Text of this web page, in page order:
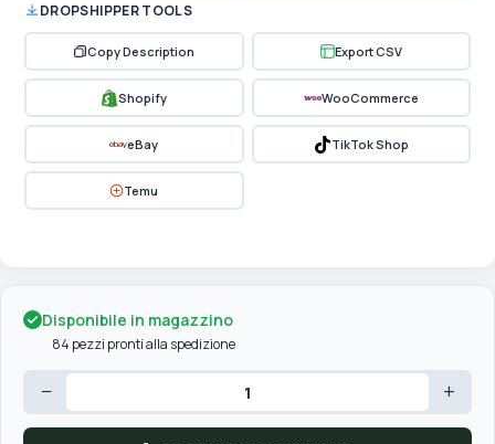
DROPSHIPPER TOOLS
Copy Description Export CSV
Shopify WooCommerce
eBay TikTok Shop
Temu
Disponibile in magazzino
84 pezzi pronti alla spedizione
− +